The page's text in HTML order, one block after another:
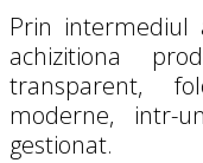
Prin intermediul
achizitiona
transparent,
moderne, intr-
gestionat.